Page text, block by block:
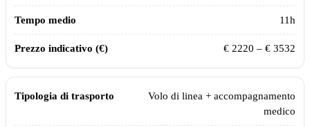
11h
€ 2220 – € 3532
Volo di linea + accompagnamento
medico